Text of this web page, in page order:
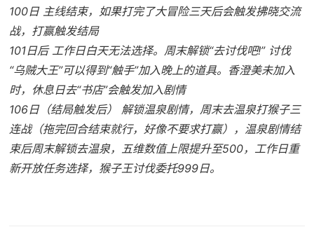
100日 主线结束，如果打完了大冒险三天后会触发拂晓交流
战，打赢触发结局
101日后 工作日白天无法选择。周末解锁“去讨伐吧!” 讨伐
“乌贼大王”可以得到“触手”加入晚上的道具。香澄美未加入
时，休息日去“书店”会触发加入剧情
106日（结局触发后） 解锁温泉剧情，周末去温泉打猴子三
连战（拖完回合结束就行，好像不要求打赢），温泉剧情结
束后周末解锁去温泉，五维数值上限提升至500，工作日重
新开放任务选择，猴子王讨伐委托999日。